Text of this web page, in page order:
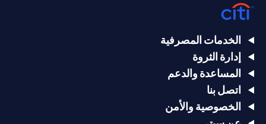
الخدمات المصرفية
إدارة الثروة
المساعدة والدعم
اتصل بنا
الخصوصية والأمن